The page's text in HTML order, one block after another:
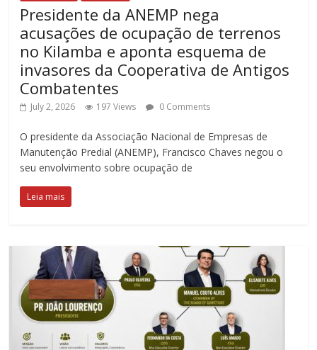
Presidente da ANEMP nega
acusações de ocupação de terrenos
no Kilamba e aponta esquema de
invasores da Cooperativa de Antigos
Combatentes
July 2, 2026 197 Views 0 Comments
O presidente da Associação Nacional de Empresas de
Manutenção Predial (ANEMP), Francisco Chaves negou o
seu envolvimento sobre ocupação de
Leia mais